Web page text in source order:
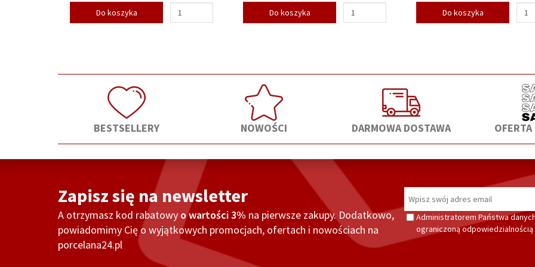
Do koszyka Do koszyka Do koszyka
BESTSELLERY NOWOŚCI DARMOWA DOSTAWA
Zapisz się na newsletter
A otrzymasz kod rabatowy o wartości 3% na pierwsze zakupy. Dodatkowo,
powiadomimy Cię o wyjątkowych promocjach, ofertach i nowościach na
porcelana24.pl
Administratorem Państwa
ograniczoną odpowiedzialnością